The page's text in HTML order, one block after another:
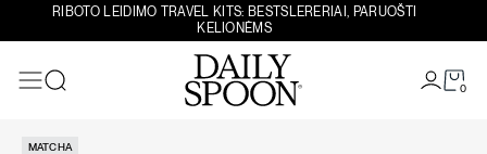
Eiti prie turinio
RIBOTO LEIDIMO TRAVEL KITS: BESTSLERERIAI, PARUOŠTI
KELIONĖMS
0
MATCHA